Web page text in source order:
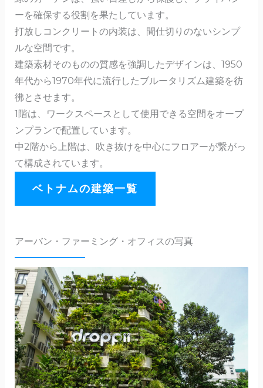
ーを確保する役割を果たしています。
打放しコンクリートの内装は、間仕切りのないシンプ
ルな空間です。
建築素材そのものの質感を強調したデザインは、1950
年代から1970年代に流行したブルータリズム建築を彷
彿とさせます。
1階は、ワークスペースとして使用できる空間をオープ
ンプランで配置しています。
中2階から上階は、吹き抜けを中心にフロアーが繋がっ
て構成されています。
ベトナムの建築一覧
アーバン・ファーミング・オフィスの写真